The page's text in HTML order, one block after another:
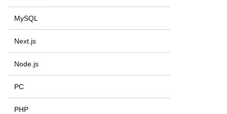
MySQL
Next.js
Node.js
PC
PHP